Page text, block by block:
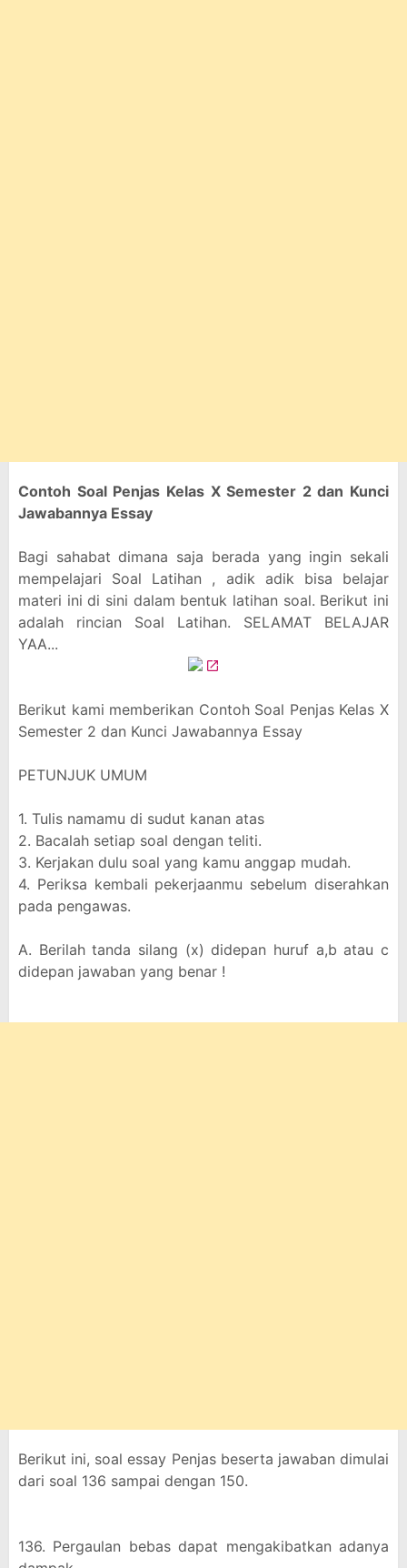
Contoh Soal Penjas Kelas X Semester 2 dan Kunci
Jawabannya Essay
Bagi sahabat dimana saja berada yang ingin sekali
mempelajari Soal Latihan , adik adik bisa belajar
materi ini di sini dalam bentuk latihan soal. Berikut ini
adalah rincian Soal Latihan. SELAMAT BELAJAR
YAA...
Berikut kami memberikan Contoh Soal Penjas Kelas X
Semester 2 dan Kunci Jawabannya Essay
PETUNJUK UMUM
1. Tulis namamu di sudut kanan atas
2. Bacalah setiap soal dengan teliti.
3. Kerjakan dulu soal yang kamu anggap mudah.
4. Periksa kembali pekerjaanmu sebelum diserahkan
pada pengawas.
A. Berilah tanda silang (x) didepan huruf a,b atau c
didepan jawaban yang benar !
Berikut ini, soal essay Penjas beserta jawaban dimulai
dari soal 136 sampai dengan 150.
136. Pergaulan bebas dapat mengakibatkan adanya